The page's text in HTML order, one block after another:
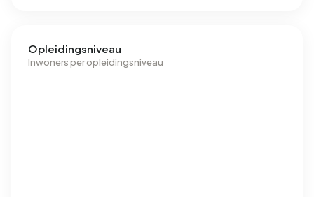
Opleidingsniveau
Inwoners per opleidingsniveau